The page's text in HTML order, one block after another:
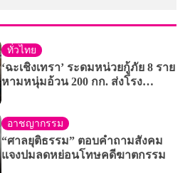
ทั่วไทย
‘ฉะเชิงเทรา’ ระดมหน่วยกู้ภัย 8 ราย
หามหนุ่มอ้วน 200 กก. ส่งโรง
อาชญากรรม
“ศาลยุติธรรม” ตอบคำถามสังคม
แจงปมลดหย่อนโทษคดีฆาตกรรม